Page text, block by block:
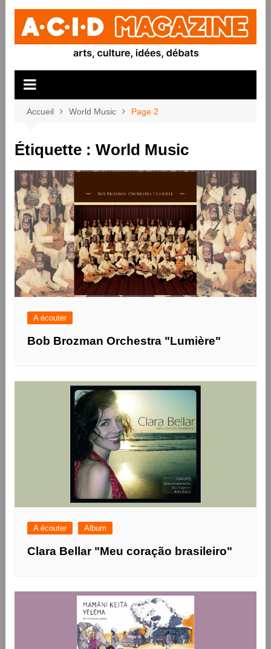
Aller
contenu
Accueil World Music Page 2
Étiquette : World Music
A écouter
Bob Brozman Orchestra "Lumière"
A écouter Album
Clara Bellar "Meu coração brasileiro"